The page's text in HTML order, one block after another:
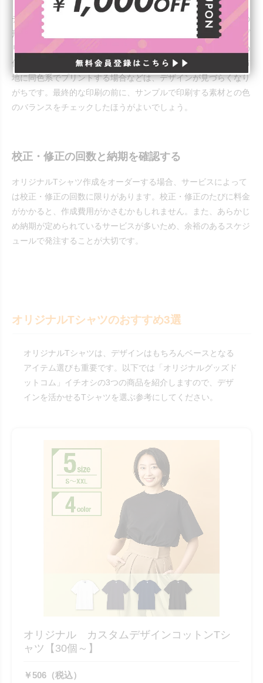
デザインソフトを使って入稿データを作成する際は、ファイルの
形式や色の指定を必ず確認してください。印刷手法によってはプ
リントできないカラーがあるほか、モニターなどで確認した色の
仕上がりがイメージとは異なる可能性があります。また、白い布
地に同色系でプリントする場合などは、デザインが見づらくなり
がちです。最終的な印刷の前に、サンプルで印刷する素材との色
のバランスをチェックしたほうがよいでしょう。
校正・修正の回数と納期を確認する
オリジナルTシャツ作成をオーダーする場合、サービスによって
は校正・修正の回数に限りがあります。校正・修正のたびに料金
がかかると、作成費用がかさむかもしれません。また、あらかじ
め納期が定められているサービスが多いため、余裕のあるスケジ
ュールで発注することが大切です。
オリジナルTシャツのおすすめ3選
オリジナルTシャツは、デザインはもちろんベースとなる
アイテム選びも重要です。以下では「オリジナルグッズド
ットコム」イチオシの3つの商品を紹介しますので、デザ
インを活かせるTシャツを選ぶ参考にしてください。
オリジナル カスタムデザインコットンTシ
ャツ【30個～】
￥506（税込）